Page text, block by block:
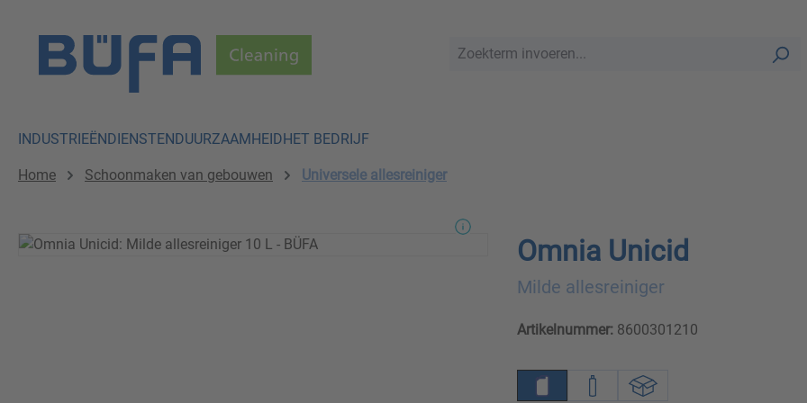
INDUSTRIEËNDIENSTENDUURZAAMHEIDHET BEDRIJF
Home Schoonmaken van gebouwen Universele allesreiniger
Omnia Unicid
Milde allesreiniger
Artikelnummer:8600301210